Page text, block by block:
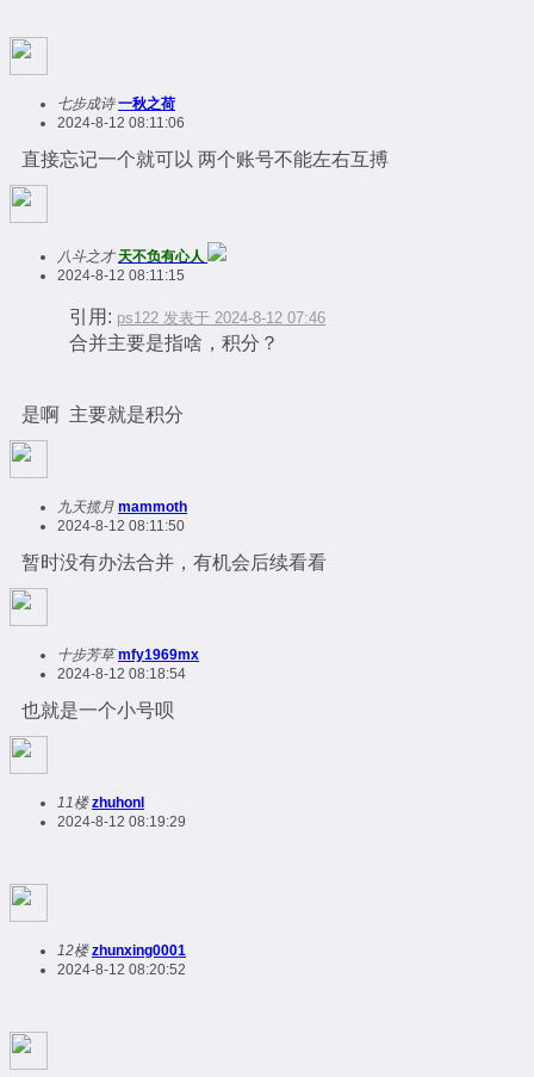
七步成诗 一秋之荷
2024-8-12 08:11:06
直接忘记一个就可以 两个账号不能左右互搏
八斗之才 天不负有心人
2024-8-12 08:11:15
引用: ps122 发表于 2024-8-12 07:46
合并主要是指啥，积分？
是啊 主要就是积分
九天揽月 mammoth
2024-8-12 08:11:50
暂时没有办法合并，有机会后续看看
十步芳草 mfy1969mx
2024-8-12 08:18:54
也就是一个小号呗
11楼 zhuhonl
2024-8-12 08:19:29
12楼 zhunxing0001
2024-8-12 08:20:52